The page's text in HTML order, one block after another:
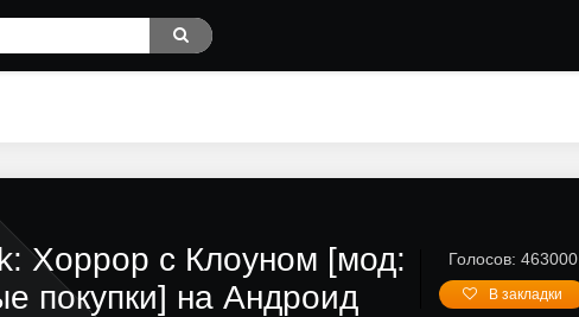
Хоррор с Клоуном [мод:
покупки] на Андроид
Голосов: 463000
В закладки